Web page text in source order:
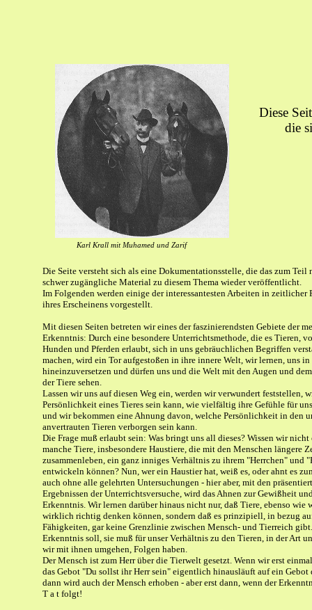
Diese
die
Die Seite versteht sich als eine Dokumentationsstelle, die das zum Teil
schwer zugängliche Material zu diesem Thema wieder veröffentlicht.
Im Folgenden werden einige der interessantesten Arbeiten in zeitlicher
ihres Erscheinens vorgestellt.
Mit diesen Seiten betreten wir eines der faszinierendsten Gebiete der
Erkenntnis: Durch eine besondere Unterrichtsmethode, die es Tieren,
Hunden und Pferden erlaubt, sich in uns gebräuchlichen Begriffen
machen, wird ein Tor aufgestoßen in ihre innere Welt, wir lernen, uns
hineinzuversetzen und dürfen uns und die Welt mit den Augen und
der Tiere sehen.
Lassen wir uns auf diesen Weg ein, werden wir verwundert feststellen,
Persönlichkeit eines Tieres sein kann, wie vielfältig ihre Gefühle für
und wir bekommen eine Ahnung davon, welche Persönlichkeit in den
anvertrauten Tieren verborgen sein kann.
Die Frage muß erlaubt sein: Was bringt uns all dieses? Wissen wir
manche Tiere, insbesondere Haustiere, die mit den Menschen längere
zusammenleben, ein ganz inniges Verhältnis zu ihrem "Herrchen" und
entwickeln können? Nun, wer ein Haustier hat, weiß es, oder ahnt es
auch ohne alle gelehrten Untersuchungen - hier aber, mit den
Ergebnissen der Unterrichtsversuche, wird das Ahnen zur Gewißheit
Erkenntnis. Wir lernen darüber hinaus nicht nur, daß Tiere, ebenso wie
wirklich richtig denken können, sondern daß es prinzipiell, in bezug
Fähigkeiten, gar keine Grenzlinie zwischen Mensch- und Tierreich
Erkenntnis soll, sie muß für unser Verhältnis zu den Tieren, in der Art
wir mit ihnen umgehen, Folgen haben.
Der Mensch ist zum Herr über die Tierwelt gesetzt. Wenn wir erst
das Gebot "Du sollst ihr Herr sein" eigentlich hinausläuft auf ein Gebot
dann wird auch der Mensch erhoben - aber erst dann, wenn der
T a t folgt!
Karl Krall mit Muhamed und Zarif